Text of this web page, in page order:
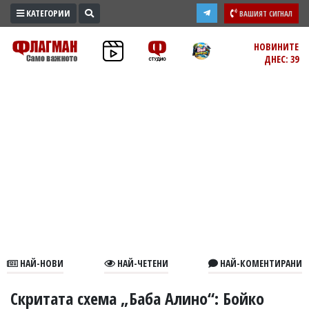
ПРОМО
ЗОНА
В
КАТЕГОРИИ ВАШИЯТ СИГНАЛ
НОВИНИТЕ
ДНЕС: 39
НАЙ-НОВИ НАЙ-ЧЕТЕНИ НАЙ-КОМЕНТИРАНИ
Скритата схема „Баба Алино“: Бойко